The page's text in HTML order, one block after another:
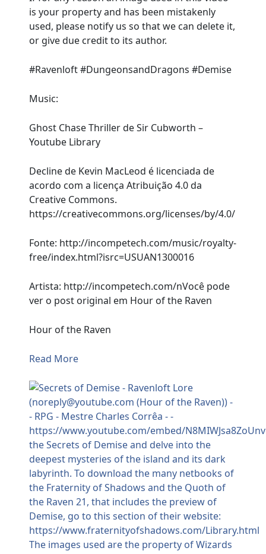
is your property and has been mistakenly
used, please notify us so that we can delete it,
or give due credit to its author.
#Ravenloft #DungeonsandDragons #Demise
Music:
Ghost Chase Thriller de Sir Cubworth –
Youtube Library
Decline de Kevin MacLeod é licenciada de
acordo com a licença Atribuição 4.0 da
Creative Commons.
https://creativecommons.org/licenses/by/4.0/
Fonte: http://incompetech.com/music/royalty-
free/index.html?isrc=USUAN1300016
Artista: http://incompetech.com/nVocê pode
ver o post original em Hour of the Raven
Hour of the Raven
Read More